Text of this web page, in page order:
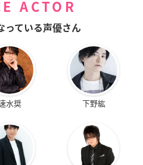
ACTOR
っている声優さん
水奨 下野紘